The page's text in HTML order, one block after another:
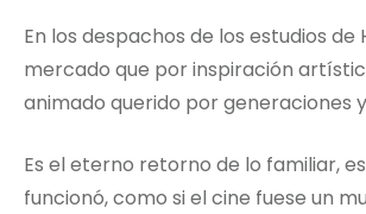
En los despachos de los estudios
mercado que por inspiración
animado querido por generaciones
Es el eterno retorno de lo familiar,
funcionó, como si el cine fuese un